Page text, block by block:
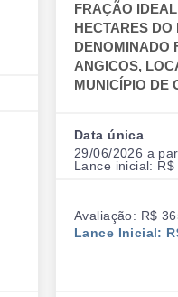
FRAÇÃO
HECTARES
DENOMINADO
ANGICOS,
MUNICÍPIO DE
Data única
29/06/2026 a
Lance inicial:
Avaliação: R$
Lance Inicial: